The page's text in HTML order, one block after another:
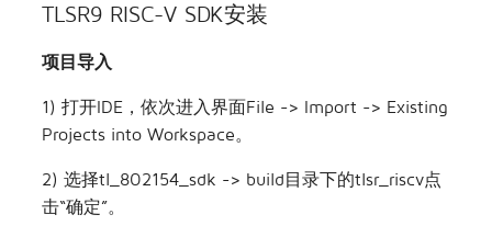
TLSR9 RISC-V SDK安装
项目导入
1) 打开IDE，依次进入界面File -> Import -> Existing
Projects into Workspace。
2) 选择tl_802154_sdk -> build目录下的tlsr_riscv点
击“确定”。